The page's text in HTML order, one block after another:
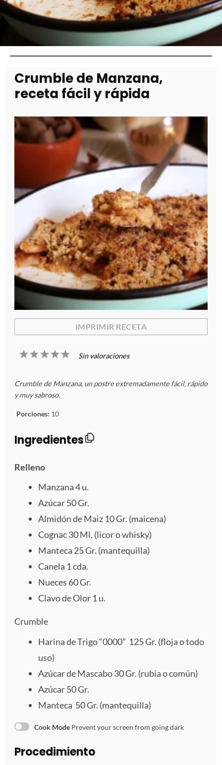
Crumble de Manzana,
receta fácil y rápida
IMPRIMIR RECETA
5
r
l
l
a
s
4
s
r
l
l
a
s
3
s
t
r
l
l
a
s
2
s
t
r
l
l
a
s
1
s
t
r
e
l
l
Sin valoraciones
Crumble de Manzana, un postre extremadamente fácil, rápido
y muy sabroso.
Porciones: 10
Ingredientes
Relleno
Manzana4u.
Azúcar 50 Gr.
Almidón de Maiz 10 Gr. (maicena)
Cognac30Ml. (licor o whisky)
Manteca 25Gr. (mantequilla)
Canela 1cda.
Nueces 60Gr.
Clavo de Olor 1 u.
Crumble
Harina de Trigo “0000” 125 Gr. (floja o todo
uso)
Azúcar de Mascabo 30 Gr. (rubia o común)
Azúcar 50 Gr.
Manteca 50 Gr. (mantequilla)
Cook Mode Prevent your screen from going dark
Procedimiento